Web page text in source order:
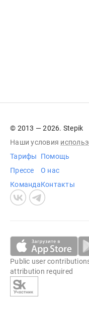
© 2013 — 2026. Stepik
Наши условия
Тарифы
Прессе
Команда
Помощь
О нас
Контакты
Public user
attribution required